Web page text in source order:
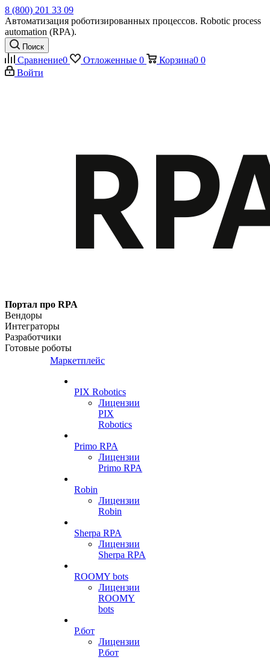
8 (800) 201 33 09
Автоматизация роботизированных процессов. Robotic process
automation (RPA).
Поиск
Сравнение0 Отложенные 0 Корзина0 0
Войти
Портал про RPA
Вендоры
Интеграторы
Разработчики
Готовые роботы
Маркетплейс
PIX Robotics
Лицензии
PIX
Robotics
Primo RPA
Лицензии
Primo RPA
Robin
Лицензии
Robin
Sherpa RPA
Лицензии
Sherpa RPA
ROOMY bots
Лицензии
ROOMY
bots
Р.бот
Лицензии
Р.бот